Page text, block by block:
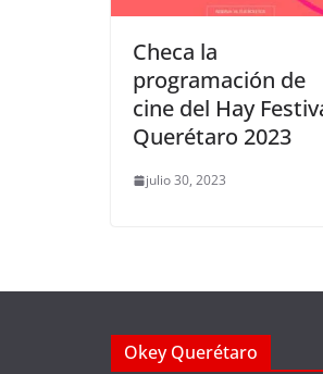
Checa la
programación de
cine del Hay
Querétaro 2023
julio 30, 2023
Okey Querétaro